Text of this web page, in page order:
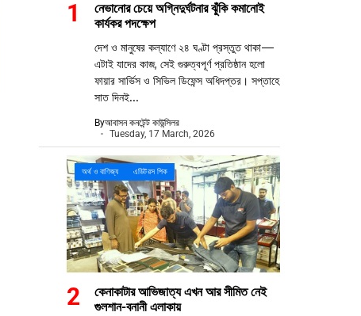
নেভানোর চেয়ে অগ্নিদুর্ঘটনার ঝুঁকি কমানোই
কার্যকর পদক্ষেপ
দেশ ও মানুষের কল্যাণে ২৪ ঘণ্টা প্রস্তুত থাকা—
এটাই যাদের কাজ, সেই গুরুত্বপূর্ণ প্রতিষ্ঠান হলো
ফায়ার সার্ভিস ও সিভিল ডিফেন্স অধিদপ্তর। সপ্তাহে
সাত দিনই...
Byআবাসন কনটেন্ট কাউন্সিলর
Tuesday, 17 March, 2026
অর্থ ও বাণিজ্য এডিটরস পিক
কেনাকাটার আভিজাত্য এখন আর সীমিত নেই
গুলশান-বনানী এলাকায়